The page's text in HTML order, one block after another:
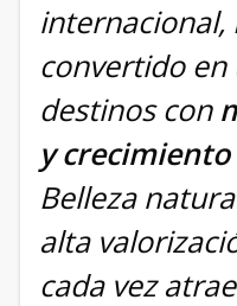
internacional,
convertido en
destinos con
y
Belleza
alta
cada vez